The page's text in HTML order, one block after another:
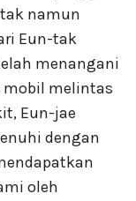
namun
Eun-tak
menangani
mobil melintas
Eun-jae
dengan
oleh